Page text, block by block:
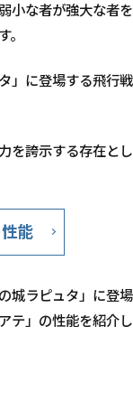
小な者が強大な者
。
」に登場する飛行
を誇示する存在と
能
城ラピュタ」に登
テ」の性能を紹介し